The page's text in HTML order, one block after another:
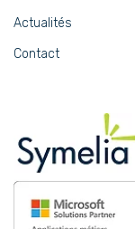
Actualités
Contact